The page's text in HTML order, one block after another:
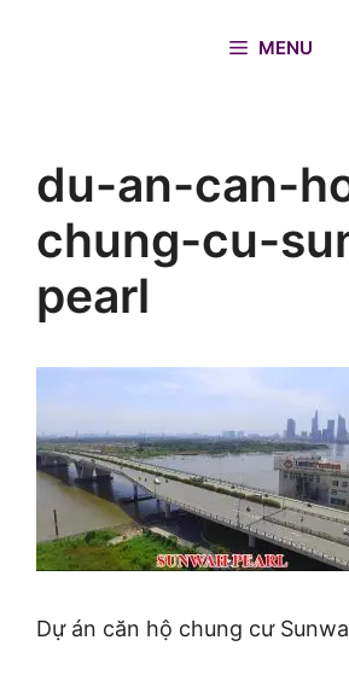
MENU
du-an-can-
chung-cu-
pearl
Dự án căn hộ chung cư